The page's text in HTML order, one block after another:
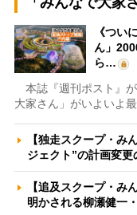
《つい
ん」
ら…
本誌『週刊ポスト』
大家さん」がいよいよ
【独走スクープ・み
ジェクト”の計画変
【追及スクープ・み
明かされる柳瀬健一